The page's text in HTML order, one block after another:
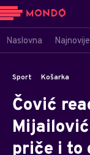
Naslovna Najnovije
Sport Košarka
Čović
priče i to